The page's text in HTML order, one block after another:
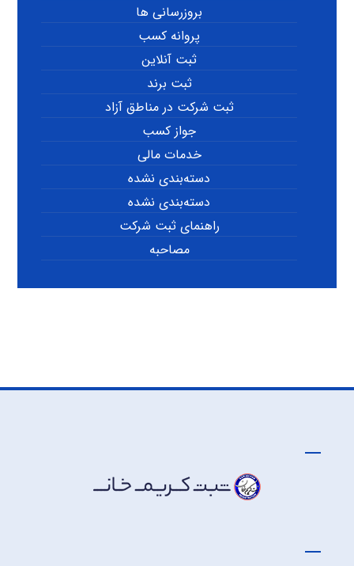
بروزرسانی ها
پروانه کسب
ثبت آنلاین
ثبت برند
ثبت شرکت در مناطق آزاد
جواز کسب
خدمات مالی
دسته‌بندی نشده
دسته‌بندی نشده
راهنمای ثبت شرکت
مصاحبه